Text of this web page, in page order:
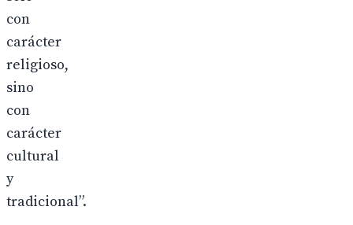
con
carácter
religioso,
sino
con
carácter
cultural
y
tradicional”.